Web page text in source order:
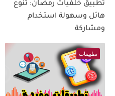
تطبيق خلفيات رمضان: تنوع
هائل وسهولة استخدام
ومشاركة
تطبيقات